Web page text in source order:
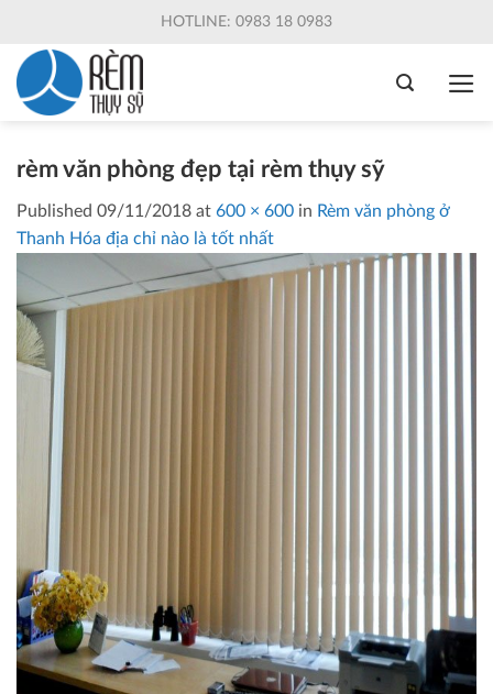
content
HOTLINE: 0983 18 0983
rèm văn phòng đẹp tại rèm thụy sỹ
Published 09/11/2018 at 600 × 600 in Rèm văn phòng ở
Thanh Hóa địa chỉ nào là tốt nhất